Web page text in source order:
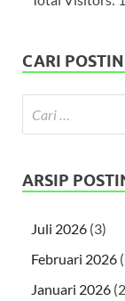
CARI
ARSIP
Juli 2026 (3)
Februari 2026
Januari 2026